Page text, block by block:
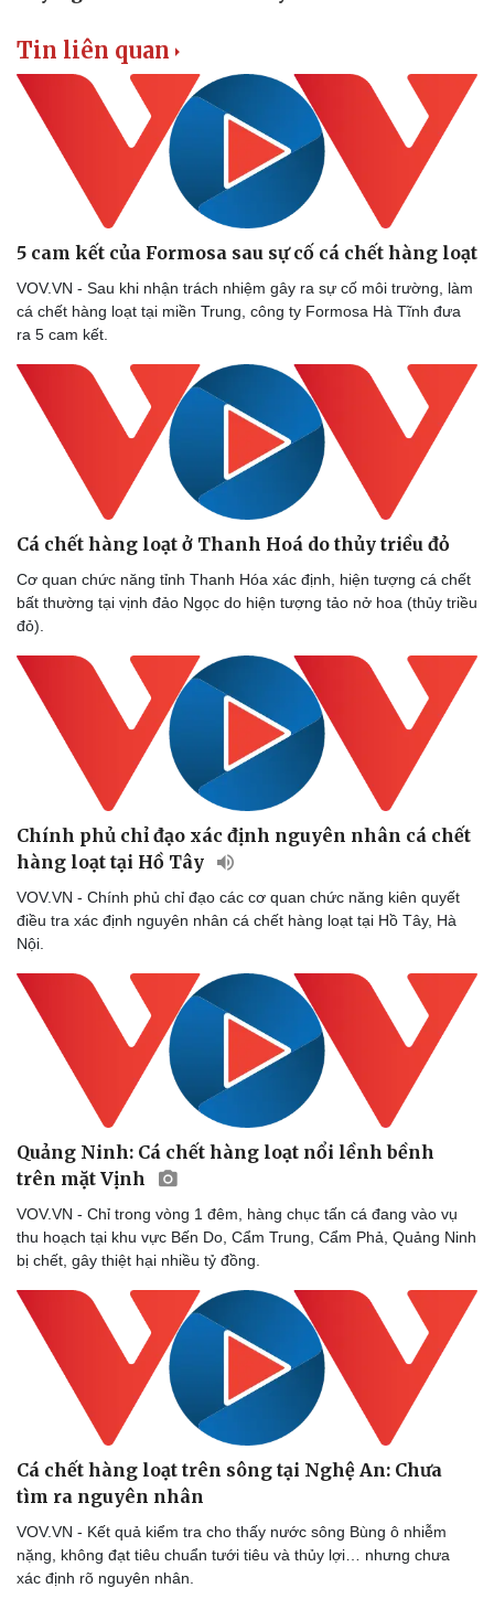
Vụ án
Tin nóng
Tư vấn luật
Phân tích
Thể thao
Bóng đá
Lịch thi đấu bóng đá
Ô tô - Xe máy
Ô tô
Tin liên quan
5 cam kết của Formosa sau sự cố cá chết hàng loạt
VOV.VN - Sau khi nhận trách nhiệm gây ra sự cố môi trường, làm
cá chết hàng loạt tại miền Trung, công ty Formosa Hà Tĩnh đưa
ra 5 cam kết.
Cá chết hàng loạt ở Thanh Hoá do thủy triều đỏ
Cơ quan chức năng tỉnh Thanh Hóa xác định, hiện tượng cá chết
bất thường tại vịnh đảo Ngọc do hiện tượng tảo nở hoa (thủy triều
đỏ).
Chính phủ chỉ đạo xác định nguyên nhân cá chết
hàng loạt tại Hồ Tây
VOV.VN - Chính phủ chỉ đạo các cơ quan chức năng kiên quyết
điều tra xác định nguyên nhân cá chết hàng loạt tại Hồ Tây, Hà
Nội.
Quảng Ninh: Cá chết hàng loạt nổi lềnh bềnh
trên mặt Vịnh
VOV.VN - Chỉ trong vòng 1 đêm, hàng chục tấn cá đang vào vụ
thu hoạch tại khu vực Bến Do, Cẩm Trung, Cẩm Phả, Quảng Ninh
bị chết, gây thiệt hại nhiều tỷ đồng.
Cá chết hàng loạt trên sông tại Nghệ An: Chưa
tìm ra nguyên nhân
VOV.VN - Kết quả kiểm tra cho thấy nước sông Bùng ô nhiễm
nặng, không đạt tiêu chuẩn tưới tiêu và thủy lợi… nhưng chưa
xác định rõ nguyên nhân.